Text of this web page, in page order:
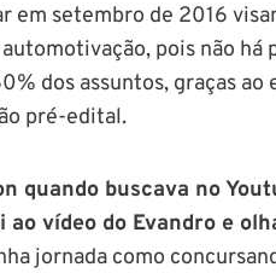
em setembro de 2016
pois não há
dos assuntos, graças
pré-edital.
quando buscava no
ao vídeo do Evandro e
jornada como